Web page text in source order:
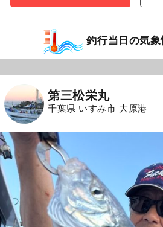
釣行当日の気
第三松栄丸
千葉県 いすみ市 大原港